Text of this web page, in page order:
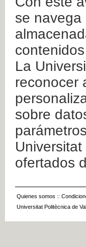
se navega
La
reconocer
sobre
ofertados
Quienes somos ::
Universitat Politècnica de